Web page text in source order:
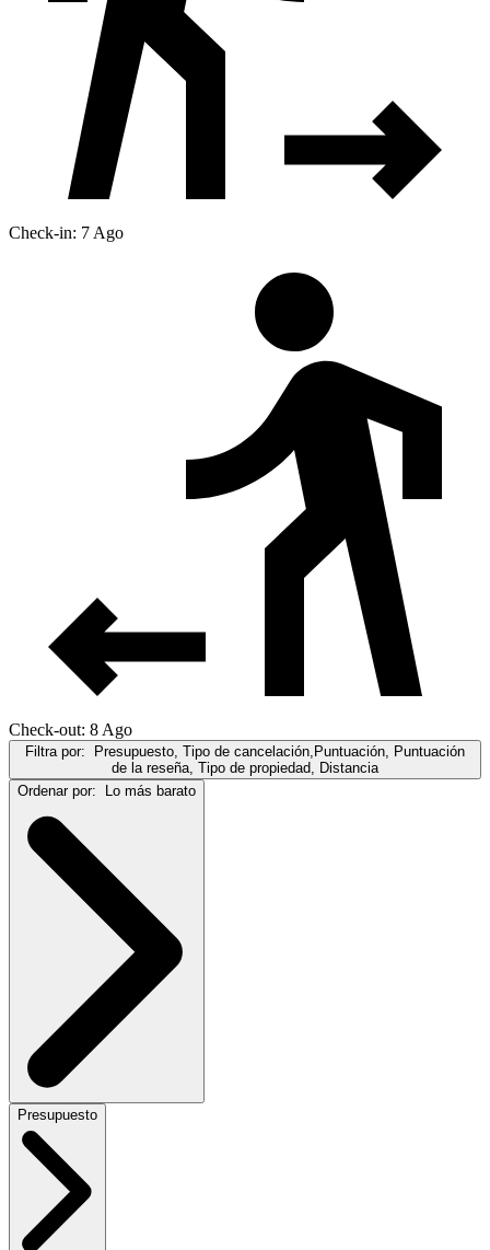
Check-in: 7 Ago
Check-out: 8 Ago
Filtra por:
Presupuesto, Tipo de cancelación,Puntuación, Puntuación
de la reseña, Tipo de propiedad, Distancia
Ordenar por:
Lo más barato
Presupuesto